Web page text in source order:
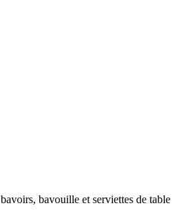
bavouille et serviettes de table